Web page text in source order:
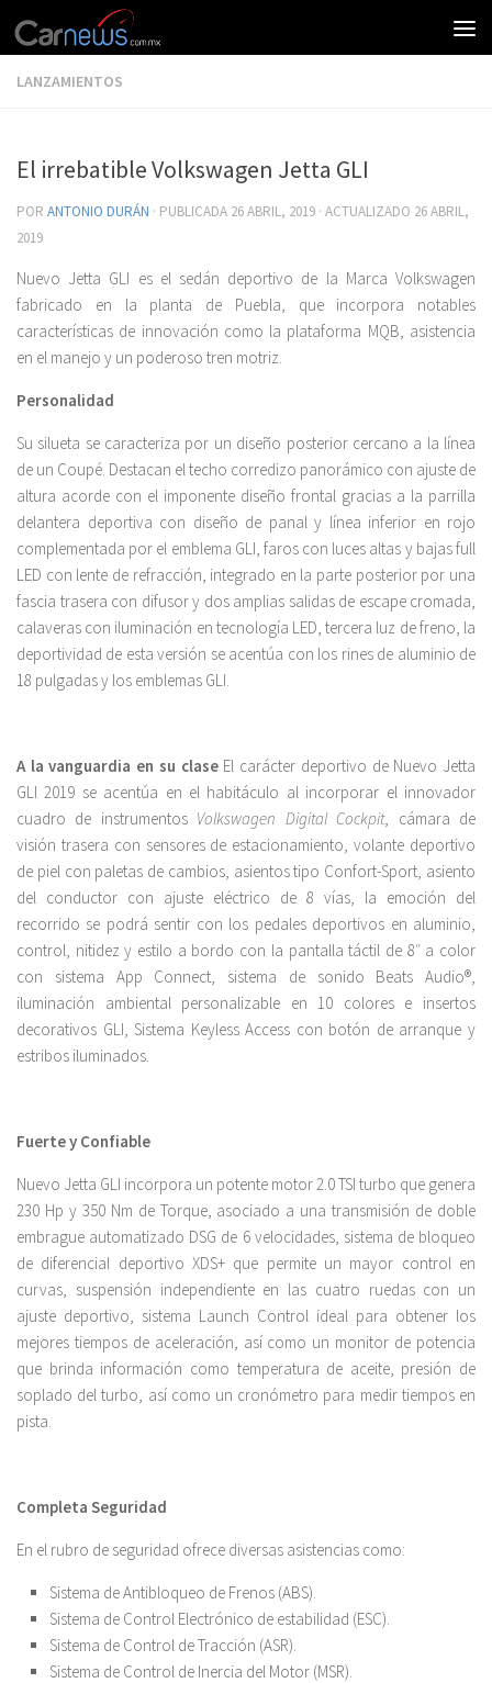
LANZAMIENTOS
El irrebatible Volkswagen Jetta GLI
POR ANTONIO DURÁN · PUBLICADA 26 ABRIL, 2019 · ACTUALIZADO 26 ABRIL,
2019
Nuevo Jetta GLI es el sedán deportivo de la Marca Volkswagen
fabricado en la planta de Puebla, que incorpora notables
características de innovación como la plataforma MQB, asistencia
en el manejo y un poderoso tren motriz.
Personalidad
Su silueta se caracteriza por un diseño posterior cercano a la línea
de un Coupé. Destacan el techo corredizo panorámico con ajuste de
altura acorde con el imponente diseño frontal gracias a la parrilla
delantera deportiva con diseño de panal y línea inferior en rojo
complementada por el emblema GLI, faros con luces altas y bajas full
LED con lente de refracción, integrado en la parte posterior por una
fascia trasera con difusor y dos amplias salidas de escape cromada,
calaveras con iluminación en tecnología LED, tercera luz de freno, la
deportividad de esta versión se acentúa con los rines de aluminio de
18 pulgadas y los emblemas GLI.
A la vanguardia en su claseEl carácter deportivo de Nuevo Jetta
GLI 2019 se acentúa en el habitáculo al incorporar el innovador
cuadro de instrumentos Volkswagen Digital Cockpit, cámara de
visión trasera con sensores de estacionamiento, volante deportivo
de piel con paletas de cambios, asientos tipo Confort-Sport, asiento
del conductor con ajuste eléctrico de 8 vías, la emoción del
recorrido se podrá sentir con los pedales deportivos en aluminio,
control, nitidez y estilo a bordo con la pantalla táctil de 8″ a color
con sistema App Connect, sistema de sonido Beats Audio®,
iluminación ambiental personalizable en 10 colores e insertos
decorativos GLI, Sistema Keyless Access con botón de arranque y
estribos iluminados.
Fuerte y Confiable
Nuevo Jetta GLI incorpora un potente motor 2.0 TSI turbo que genera
230 Hp y 350 Nm de Torque, asociado a una transmisión de doble
embrague automatizado DSG de 6 velocidades, sistema de bloqueo
de diferencial deportivo XDS+ que permite un mayor control en
curvas, suspensión independiente en las cuatro ruedas con un
ajuste deportivo, sistema Launch Control ideal para obtener los
mejores tiempos de aceleración, así como un monitor de potencia
que brinda información como temperatura de aceite, presión de
soplado del turbo, así como un cronómetro para medir tiempos en
pista.
Completa Seguridad
En el rubro de seguridad ofrece diversas asistencias como:
Sistema de Antibloqueo de Frenos (ABS).
Sistema de Control Electrónico de estabilidad (ESC).
Sistema de Control de Tracción (ASR).
Sistema de Control de Inercia del Motor (MSR).